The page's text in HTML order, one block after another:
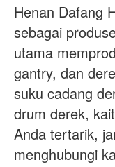
Henan Dafang
sebagai
utama
gantry, dan
suku cadang
drum derek,
Anda tertarik,
menghubungi